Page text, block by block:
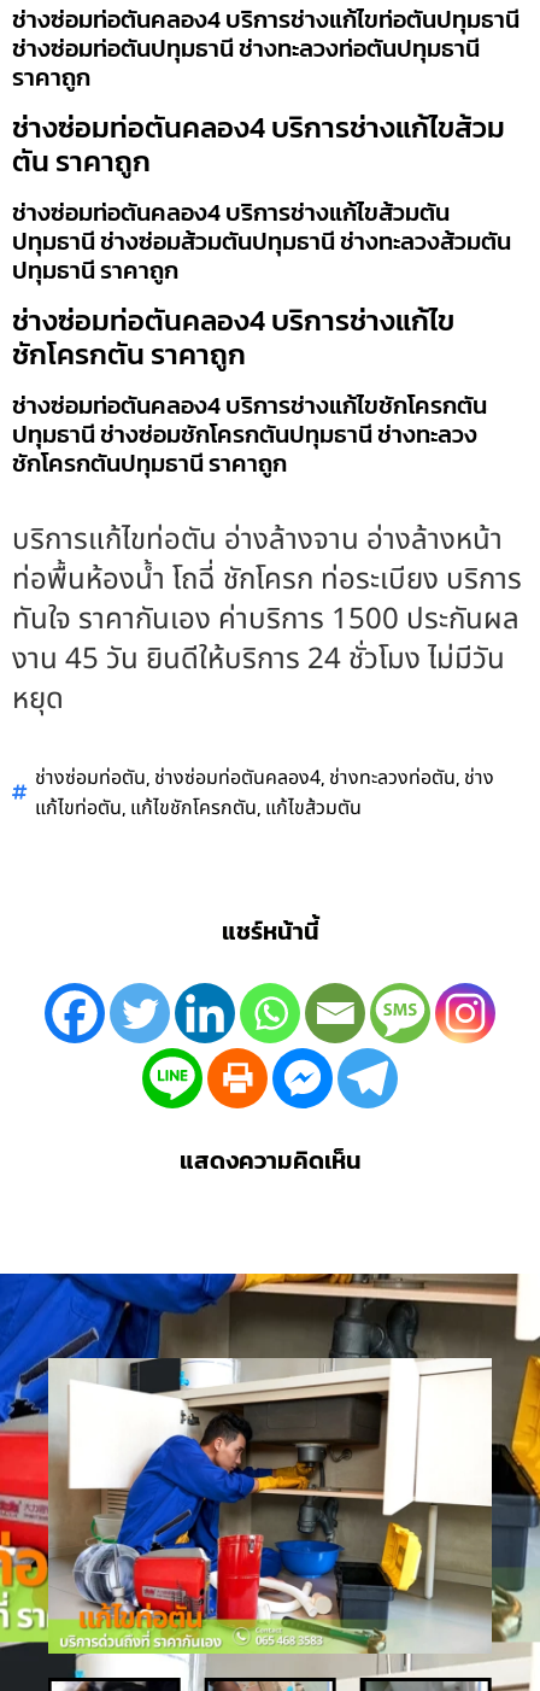
ช่างซ่อมท่อตันคลอง4 บริการช่างแก้ไขท่อตันปทุมธานี
ช่างซ่อมท่อตันปทุมธานี ช่างทะลวงท่อตันปทุมธานี
ราคาถูก
ช่างซ่อมท่อตันคลอง4 บริการช่างแก้ไขส้วม
ตัน ราคาถูก
ช่างซ่อมท่อตันคลอง4 บริการช่างแก้ไขส้วมตัน
ปทุมธานี ช่างซ่อมส้วมตันปทุมธานี ช่างทะลวงส้วมตัน
ปทุมธานี ราคาถูก
ช่างซ่อมท่อตันคลอง4 บริการช่างแก้ไข
ชักโครกตัน ราคาถูก
ช่างซ่อมท่อตันคลอง4 บริการช่างแก้ไขชักโครกตัน
ปทุมธานี ช่างซ่อมชักโครกตันปทุมธานี ช่างทะลวง
ชักโครกตันปทุมธานี ราคาถูก
บริการแก้ไขท่อตัน อ่างล้างจาน อ่างล้างหน้า
ท่อพื้นห้องน้ำ โถฉี่ ชักโครก ท่อระเบียง บริการ
ทันใจ ราคากันเอง ค่าบริการ 1500 ประกันผล
งาน 45 วัน ยินดีให้บริการ 24 ชั่วโมง ไม่มีวัน
หยุด
ช่างซ่อมท่อตัน, ช่างซ่อมท่อตันคลอง4, ช่างทะลวงท่อตัน, ช่าง
แก้ไขท่อตัน, แก้ไขชักโครกตัน, แก้ไขส้วมตัน
แชร์หน้านี้
แสดงความคิดเห็น